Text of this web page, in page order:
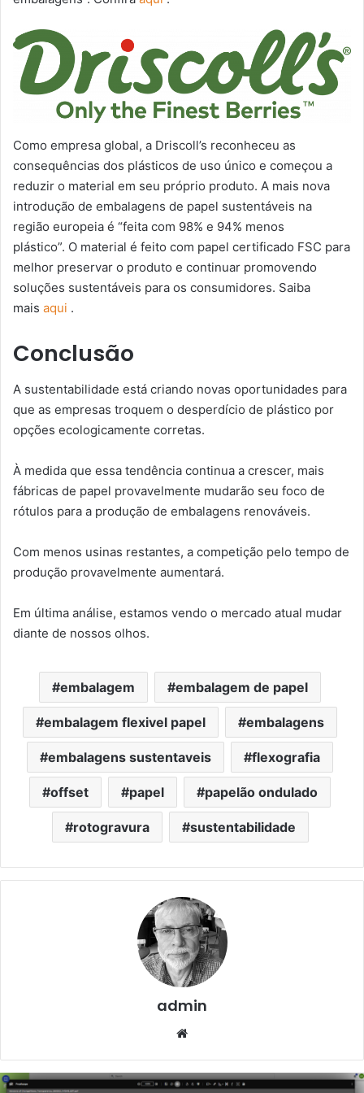
Como empresa global, a Driscoll’s reconheceu as
consequências dos plásticos de uso único e começou a
reduzir o material em seu próprio produto. A mais nova
introdução de embalagens de papel sustentáveis ​​na
região europeia é “feita com 98% e 94% menos
plástico”. O material é feito com papel certificado FSC para
melhor preservar o produto e continuar promovendo
soluções sustentáveis ​​para os consumidores. Saiba
mais aqui .
Conclusão
A sustentabilidade está criando novas oportunidades para
que as empresas troquem o desperdício de plástico por
opções ecologicamente corretas.
À medida que essa tendência continua a crescer, mais
fábricas de papel provavelmente mudarão seu foco de
rótulos para a produção de embalagens renováveis.
Com menos usinas restantes, a competição pelo tempo de
produção provavelmente aumentará.
Em última análise, estamos vendo o mercado atual mudar
diante de nossos olhos.
embalagem embalagem de papel
embalagem flexivel papel embalagens
embalagens sustentaveis flexografia
offset papel papelão ondulado
rotogravura sustentabilidade
admin